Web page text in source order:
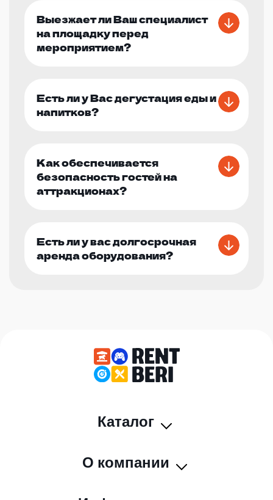
Выезжает ли Ваш специалист
на площадку перед
мероприятием?
Есть ли у Вас дегустация еды и
напитков?
Как обеспечивается
безопасность гостей на
аттракционах?
Есть ли у вас долгосрочная
аренда оборудования?
Каталог
О компании